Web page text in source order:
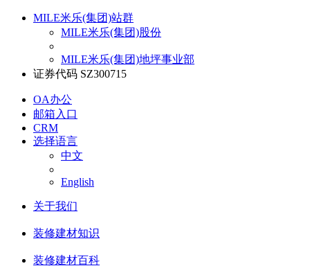
MILE米乐(集团)站群
MILE米乐(集团)股份
MILE米乐(集团)地坪事业部
证券代码 SZ300715
OA办公
邮箱入口
CRM
选择语言
中文
English
关于我们
装修建材知识
装修建材百科